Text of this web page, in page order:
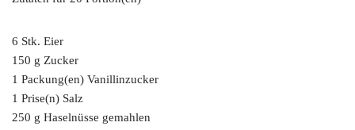
6 Stk. Eier
150 g Zucker
1 Packung(en) Vanillinzucker
1 Prise(n) Salz
250 g Haselnüsse gemahlen